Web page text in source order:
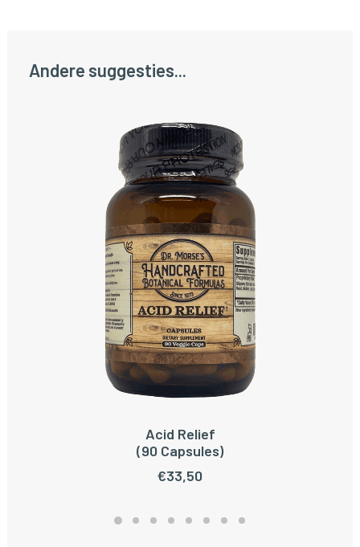
Andere suggesties...
TOEVOEGEN AAN WINKELWAGEN
Acid Relief
(90 Capsules)
€33,50